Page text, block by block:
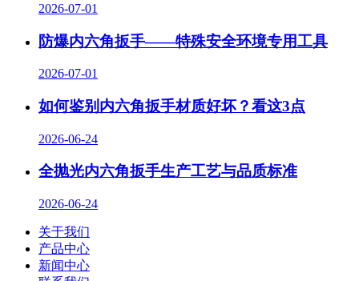
2026-07-01
防爆内六角扳手——特殊安全环境专用工具
2026-07-01
如何鉴别内六角扳手材质好坏？看这3点
2026-06-24
全抛光内六角扳手生产工艺与品质标准
2026-06-24
关于我们
产品中心
新闻中心